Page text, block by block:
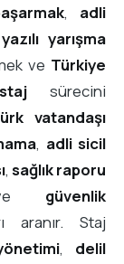
, adli
yarışma
ve Türkiye
sürecini
vatandaşı
, adli sicil
, sağlık raporu
güvenlik
aranır. Staj
, delil